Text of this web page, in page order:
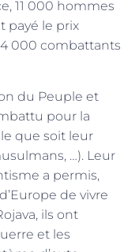
11 000 hommes
payé le prix
000 combattants
du Peuple et
pour la
que soit leur
…). Leur
a permis,
de vivre
ils ont
et les